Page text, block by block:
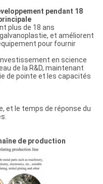
pendant 18
plus de 18 ans
et améliorent
pour fournir
en science
de la R&D, maintenant
de pointe et les capacités
et le temps de réponse du
de production